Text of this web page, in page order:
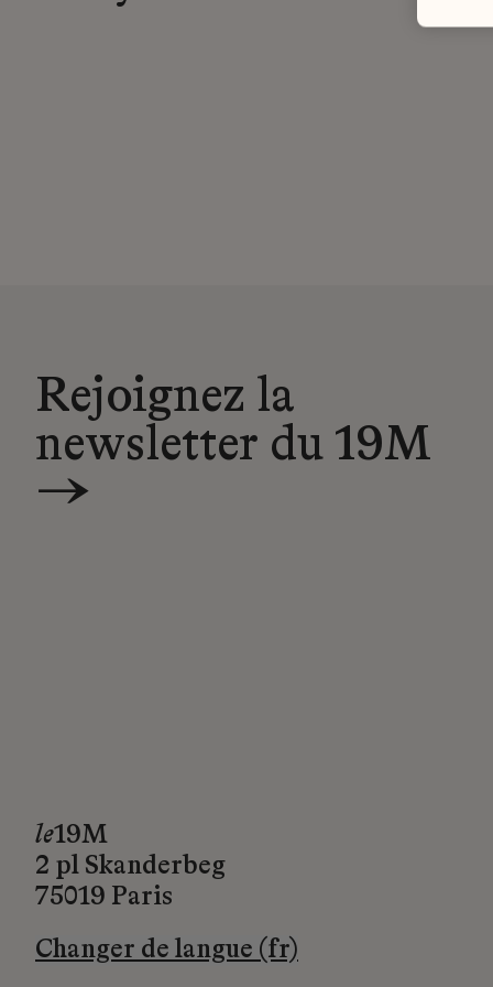
Rejoignez la
newsletter du 19M
→
le19M
2 pl Skanderbeg
75019 Paris
Changer de langue (fr)